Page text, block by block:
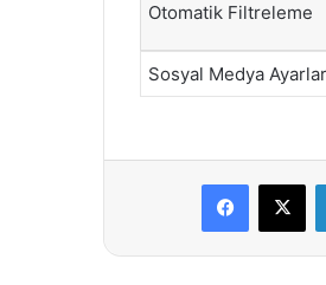
Otomatik Filtreleme
Sosyal Medya
Facebook
X